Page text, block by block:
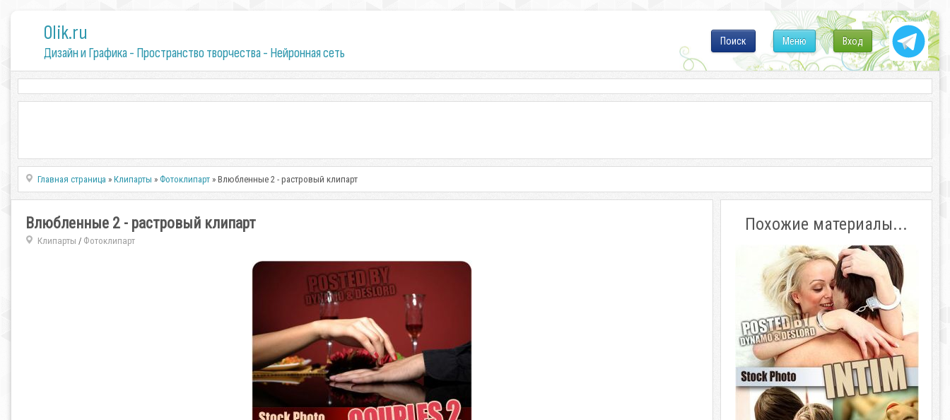
0lik.ru
Дизайн и Графика - Пространство творчества - Нейронная сеть
Вход
Меню
Поиск
Главная страница »Клипарты » Фотоклипарт » Влюбленные 2 - растровый клипарт
Влюбленные 2 - растровый клипарт
Клипарты / Фотоклипарт
Похожие материалы...